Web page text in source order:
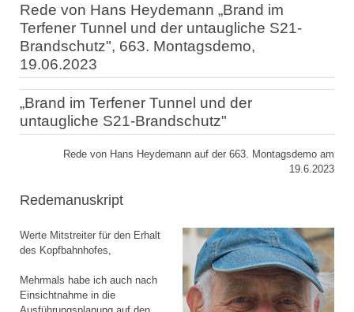
Rede von Hans Heydemann „Brand im
Terfener Tunnel und der untaugliche S21-
Brandschutz", 663. Montagsdemo,
19.06.2023
„Brand im Terfener Tunnel und der
untaugliche S21-Brandschutz"
Rede von Hans Heydemann auf der 663. Montagsdemo am
19.6.2023
Redemanuskript
Werte Mitstreiter für den Erhalt
des Kopfbahnhofes,
Mehrmals habe ich auch nach
Einsichtnahme in die